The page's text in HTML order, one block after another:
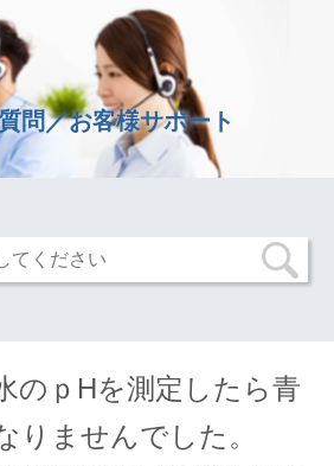
問／お客様サポート
のｐHを測定したら青
りませんでした。